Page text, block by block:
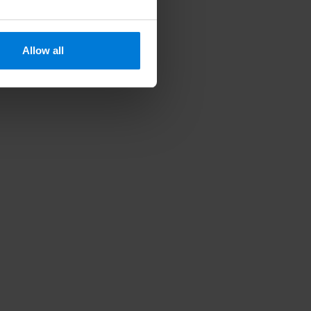
Allow all